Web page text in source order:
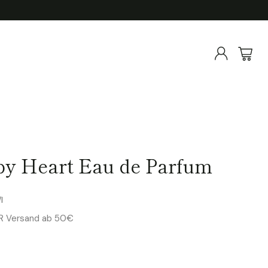
Heart Eau de Parfum
l
Versand ab 50€